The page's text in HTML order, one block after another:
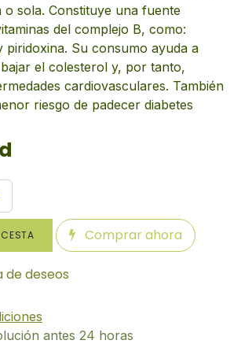
o sola. Constituye una fuente
del complejo B, como:
piridoxina. Su consumo ayuda a
el colesterol y, por tanto,
cardiovasculares. También
riesgo de padecer diabetes
Comprar ahora
de deseos
antes 24 horas